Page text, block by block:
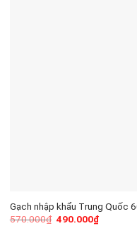
Gạch nhập khẩu Trung Quốc
570.000₫ 490.000₫